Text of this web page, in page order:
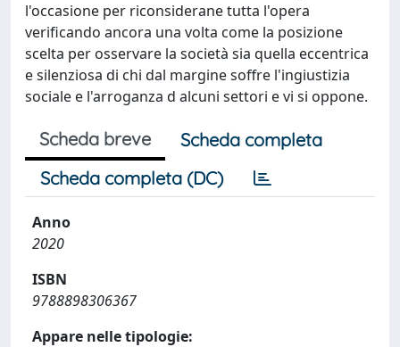
l'occasione per riconsiderane tutta l'opera
verificando ancora una volta come la posizione
scelta per osservare la società sia quella eccentrica
e silenziosa di chi dal margine soffre l'ingiustizia
sociale e l'arroganza d alcuni settori e vi si oppone.
Scheda breve
Scheda completa
Scheda completa (DC)
Anno
2020
ISBN
9788898306367
Appare nelle tipologie: